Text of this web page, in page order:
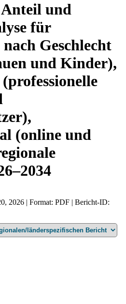
und
für
Geschlecht
und Kinder),
(online und
2026 | Format: PDF | Bericht-ID: